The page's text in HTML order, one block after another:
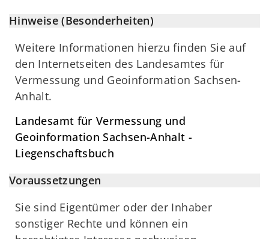
Hinweise (Besonderheiten)
Weitere Informationen hierzu finden Sie auf
den Internetseiten des Landesamtes für
Vermessung und Geoinformation Sachsen-
Anhalt.
Landesamt für Vermessung und
Geoinformation Sachsen-Anhalt -
Liegenschaftsbuch
Voraussetzungen
Sie sind Eigentümer oder der Inhaber
sonstiger Rechte und können ein